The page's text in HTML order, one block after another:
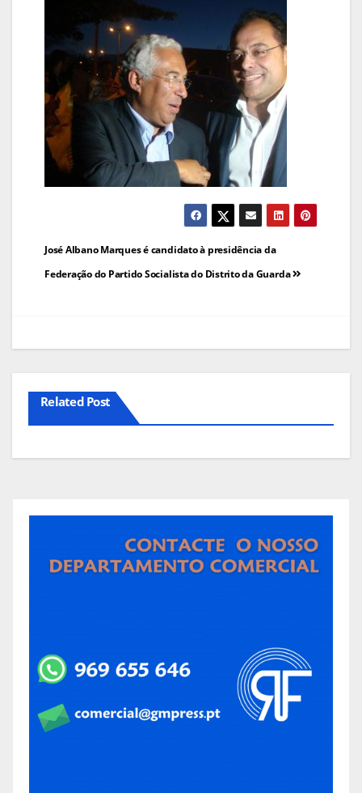
Navegação
de
José Albano Marques é candidato à presidência da
Federação do Partido Socialista do Distrito da Guarda
Related Post